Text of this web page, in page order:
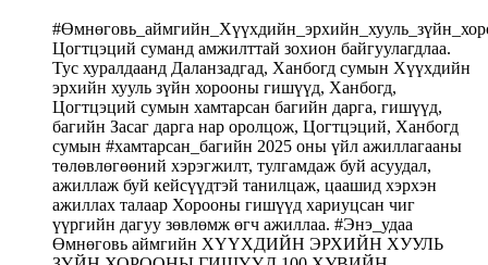
Цогтцэций суманд амжилттай зохион байгуулагдлаа.
Тус хуралдаанд Даланзадгад, Ханбогд сумын Хүүхдийн
эрхийн хууль зүйн хорооны гишүүд, Ханбогд,
Цогтцэций сумын хамтарсан багийн дарга, гишүүд,
багийн Засаг дарга нар оролцож, Цогтцэций, Ханбогд
сумын #хамтарсан_багийн 2025 оны үйл ажиллагааны
төлөвлөгөөний хэрэгжилт, тулгамдаж буй асуудал,
ажиллаж буй кейсүүдтэй танилцаж, цаашид хэрхэн
ажиллах талаар Хорооны гишүүд хариуцсан чиг
үүргийн дагуу зөвлөмж өгч ажиллаа. #Энэ_удаа
Өмнөговь аймгийн ХҮҮХДИЙН ЭРХИЙН ХУУЛЬ